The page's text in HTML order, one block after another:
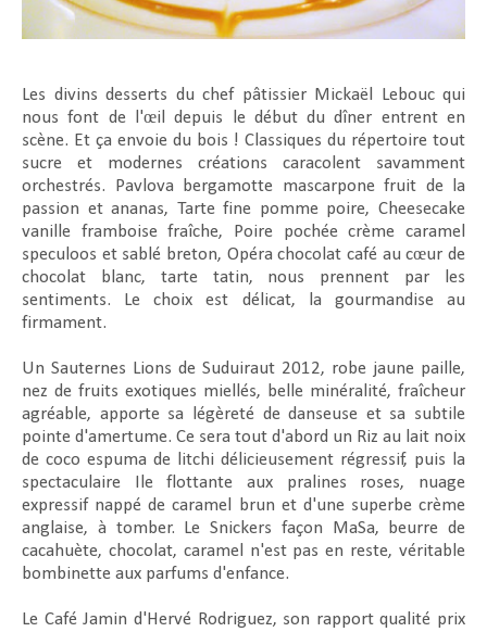
Les divins desserts du chef pâtissier Mickaël Lebouc qui
nous font de l'œil depuis le début du dîner entrent en
scène. Et ça envoie du bois ! Classiques du répertoire tout
sucre et modernes créations caracolent savamment
orchestrés. Pavlova bergamotte mascarpone fruit de la
passion et ananas, Tarte fine pomme poire, Cheesecake
vanille framboise fraîche, Poire pochée crème caramel
speculoos et sablé breton, Opéra chocolat café au cœur de
chocolat blanc, tarte tatin, nous prennent par les
sentiments. Le choix est délicat, la gourmandise au
firmament.
Un Sauternes Lions de Suduiraut 2012, robe jaune paille,
nez de fruits exotiques miellés, belle minéralité, fraîcheur
agréable, apporte sa légèreté de danseuse et sa subtile
pointe d'amertume. Ce sera tout d'abord un Riz au lait noix
de coco espuma de litchi délicieusement régressif, puis la
spectaculaire Ile flottante aux pralines roses, nuage
expressif nappé de caramel brun et d'une superbe crème
anglaise, à tomber. Le Snickers façon MaSa, beurre de
cacahuète, chocolat, caramel n'est pas en reste, véritable
bombinette aux parfums d'enfance.
Le Café Jamin d'Hervé Rodriguez, son rapport qualité prix